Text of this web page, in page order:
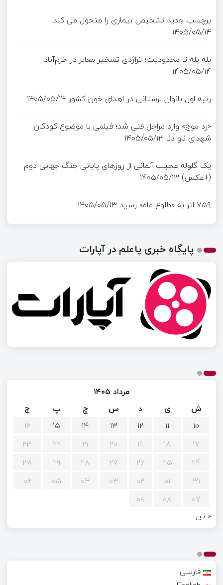
برچسب جدید تشخیص بیماری را متحول می کند
۱۴۰۵/۰۵/۱۴
پله پله تا محدودیت؛ تراژدی تسخیر معابر در خرم‌آباد
۱۴۰۵/۰۵/۱۴
رتبه اول بانوان لرستانی در اهدای خون کشور ۱۴۰۵/۰۵/۱۴
«رد موج» وارد مراحل فنی شد؛ فیلمی با موضوع کودکان
شهدای ناو دنا ۱۴۰۵/۰۵/۱۳
یک گلوله عجیب آلمانی از روزهای پایانی جنگ جهانی دوم
(+عکس) ۱۴۰۵/۰۵/۱۳
۷۵۹ اثر به «طلوع ماه» رسید
۱۴۰۵/۰۵/۱۳
پایگاه خبری پاعلم در آپارات
مرداد ۱۴۰۵
ش
ی د س چ پ
ج
۱۰
۱۱ ۱۲ ۱۳ ۱۴ ۱۵
۱۶
۱۷
۱۸ ۱۹ ۲۰ ۲۱ ۲۲
۲۳
۲۴
۲۵ ۲۶ ۲۷ ۲۸ ۲۹
۳۰
۳۱
۰۱ ۰۲ ۰۳ ۰۴ ۰۵
۰۶
۰۷
۰۸
۰۹
« تیر
فارسی